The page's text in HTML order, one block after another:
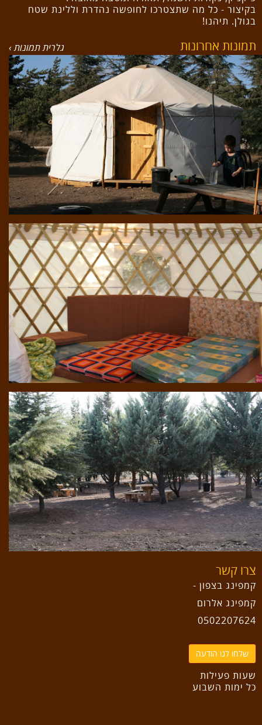
בקיצור - כל מה שתצטרכו לחופשה נהדרת וללינת שטח
בגולן. תיהנו!
תמונות אחרונות גלרית תמונות ›
צרו קשר
קמפינג בצפון -
קמפינג אלרום
0502207624
שלחו לנו הודעה
שעות פעילות
כל ימות השבוע